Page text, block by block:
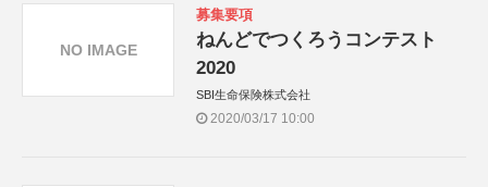
募集要項
ねんどでつくろうコンテスト
2020
SBI生命保険株式会社
2020/03/17 10:00
NO IMAGE